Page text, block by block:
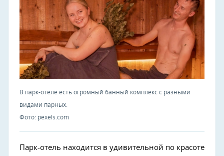
В парк-отеле есть огромный банный комплекс с разными
видами парных.
Фото: pexels.com
Парк-отель находится в удивительной по красоте